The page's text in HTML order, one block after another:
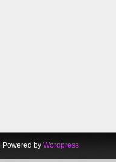
| Powered by Wordpress